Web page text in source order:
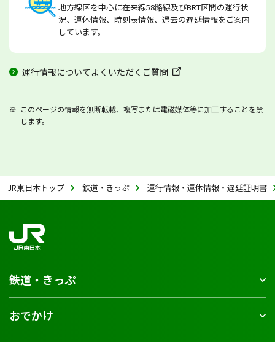
地方線区を中心に在来線58路線及びBRT区間の運行状
況、運休情報、時刻表情報、過去の遅延情報をご案内
しています。
運行情報についてよくいただくご質問
このページの情報を無断転載、複写または電磁媒体等に加工することを禁
じます。
JR東日本トップ 鉄道・きっぷ 運行情報・運休情報・遅延証明書
鉄道・きっぷ
おでかけ